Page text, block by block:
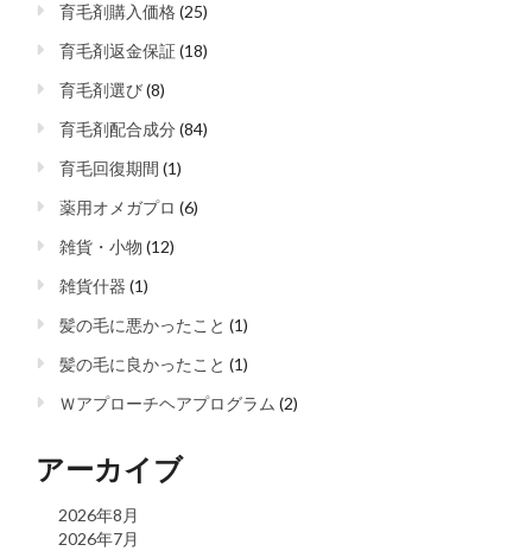
育毛剤購入価格(25)
育毛剤返金保証(18)
育毛剤選び(8)
育毛剤配合成分(84)
育毛回復期間 (1)
薬用オメガプロ (6)
雑貨・小物 (12)
雑貨什器 (1)
髪の毛に悪かったこと (1)
髪の毛に良かったこと (1)
Ｗアプローチヘアプログラム (2)
アーカイブ
2026年8月
2026年7月